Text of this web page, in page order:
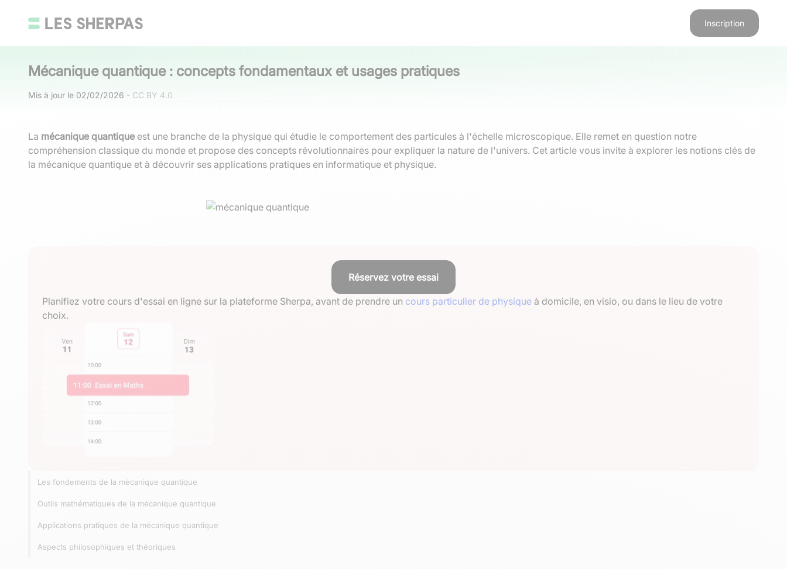
Inscription
Mécanique quantique : concepts fondamentaux et usages pratiques
Mis à jour le 02/02/2026 - CC BY 4.0
La mécanique quantique est une branche de la physique qui étudie le comportement des particules à l'échelle microscopique. Elle remet en question notre
compréhension classique du monde et propose des concepts révolutionnaires pour expliquer la nature de l'univers. Cet article vous invite à explorer les notions clés de
la mécanique quantique et à découvrir ses applications pratiques en informatique et physique.
Réservez votre essai
Planifiez votre cours d'essai en ligne sur la plateforme Sherpa, avant de prendre un cours particulier de physique à domicile, en visio, ou dans le lieu de votre
choix.
Les fondements de la mécanique quantique
Outils mathématiques de la mécanique quantique
Applications pratiques de la mécanique quantique
Aspects philosophiques et théoriques